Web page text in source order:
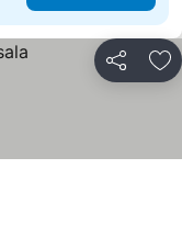
Partilhar